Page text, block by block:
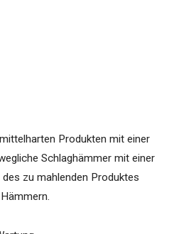
Produkten mit einer
Schlaghämmer mit einer
zu mahlenden Produktes